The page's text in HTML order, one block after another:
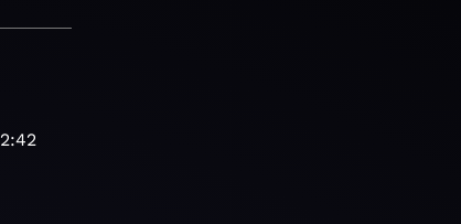
2:42